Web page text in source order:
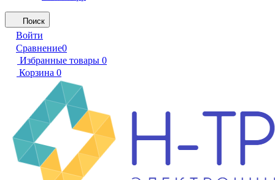
Поиск
Войти
Сравнение0
Избранные товары 0
Корзина 0